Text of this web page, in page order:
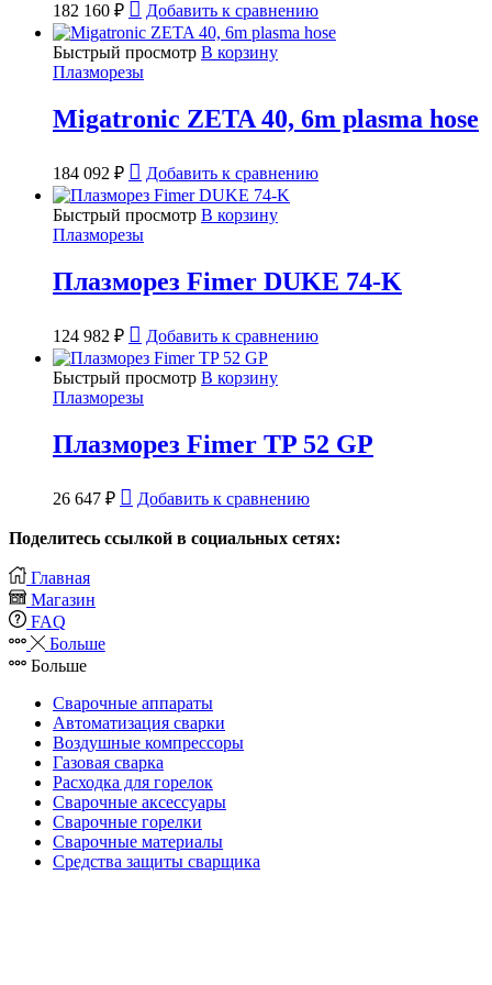
182 160 ₽ Добавить к сравнению
Быстрый просмотр В корзину
Плазморезы
Migatronic ZETA 40, 6m plasma hose
184 092 ₽ Добавить к сравнению
Быстрый просмотр В корзину
Плазморезы
Плазморез Fimer DUKE 74-K
124 982 ₽ Добавить к сравнению
Быстрый просмотр В корзину
Плазморезы
Плазморез Fimer TP 52 GP
26 647 ₽ Добавить к сравнению
Поделитесь ссылкой в социальных сетях:
Главная
Магазин
FAQ
Больше
Больше
Сварочные аппараты
Автоматизация сварки
Воздушные компрессоры
Газовая сварка
Расходка для горелок
Сварочные аксессуары
Сварочные горелки
Сварочные материалы
Средства защиты сварщика